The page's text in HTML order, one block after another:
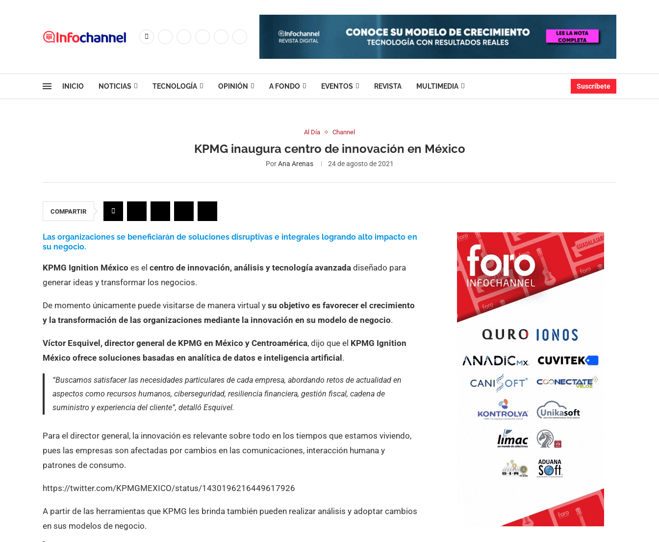
INICIO NOTICIAS TECNOLOGÍA OPINIÓN A FONDO EVENTOS REVISTA MULTIMEDIA Suscríbete
Al Día Channel
KPMG inaugura centro de innovación en México
PorAna Arenas 24 de agosto de 2021
COMPARTIR
Las organizaciones se beneficiarán de soluciones disruptivas e integrales logrando alto impacto en
su negocio.
KPMG Ignition México es el centro de innovación, análisis y tecnología avanzada diseñado para
generar ideas y transformar los negocios.
De momento únicamente puede visitarse de manera virtual y su objetivo es favorecer el crecimiento
y la transformación de las organizaciones mediante la innovación en su modelo de negocio.
Víctor Esquivel, director general de KPMG en México y Centroamérica, dijo que el KPMG Ignition
México ofrece soluciones basadas en analítica de datos e inteligencia artificial .
“Buscamos satisfacer las necesidades particulares de cada empresa, abordando retos de actualidad en
aspectos como recursos humanos, ciberseguridad, resiliencia financiera, gestión fiscal, cadena de
suministro y experiencia del cliente”, detalló Esquivel.
Para el director general, la innovación es relevante sobre todo en los tiempos que estamos viviendo,
pues las empresas son afectadas por cambios en las comunicaciones, interacción humana y
patrones de consumo.
https://twitter.com/KPMGMEXICO/status/1430196216449617926
A partir de las herramientas que KPMG les brinda también pueden realizar análisis y adoptar cambios
en sus modelos de negocio.